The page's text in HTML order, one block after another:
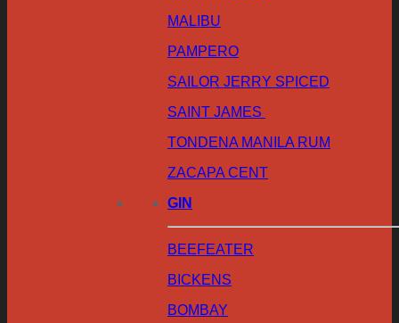
MALIBU
PAMPERO
SAILOR JERRY SPICED
SAINT JAMES
TONDENA MANILA RUM
ZACAPA CENT
GIN
BEEFEATER
BICKENS
BOMBAY